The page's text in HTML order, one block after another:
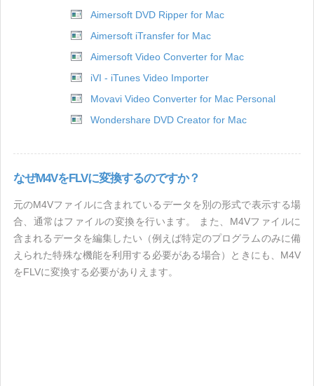
Aimersoft DVD Ripper for Mac
Aimersoft iTransfer for Mac
Aimersoft Video Converter for Mac
iVI - iTunes Video Importer
Movavi Video Converter for Mac Personal
Wondershare DVD Creator for Mac
なぜM4VをFLVに変換するのですか？
元のM4Vファイルに含まれているデータを別の形式で表示する場
合、通常はファイルの変換を行います。 また、M4Vファイルに
含まれるデータを編集したい（例えば特定のプログラムのみに備
えられた特殊な機能を利用する必要がある場合）ときにも、M4V
をFLVに変換する必要がありえます。